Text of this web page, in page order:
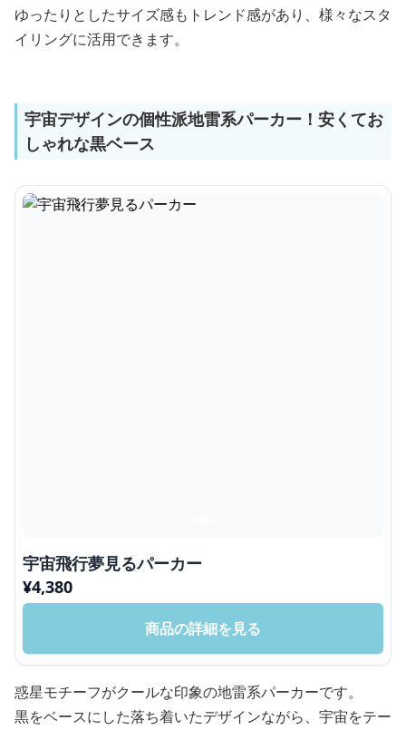
ゆったりとしたサイズ感もトレンド感があり、様々なスタ
イリングに活用できます。
宇宙デザインの個性派地雷系パーカー！安くてお
しゃれな黒ベース
宇宙飛行夢見るパーカー
¥4,380
商品の詳細を見る
惑星モチーフがクールな印象の地雷系パーカーです。
黒をベースにした落ち着いたデザインながら、宇宙をテー